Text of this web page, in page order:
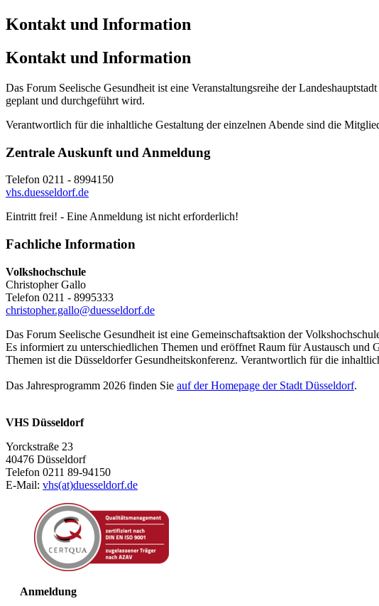
Kontakt und Information
Kontakt und Information
Das Forum Seelische Gesundheit ist eine Veranstaltungsreihe der
geplant und durchgeführt wird.
Verantwortlich für die inhaltliche Gestaltung der einzelnen Abende sind die
Zentrale Auskunft und Anmeldung
Telefon 0211 - 8994150
vhs.duesseldorf.de
Eintritt frei! - Eine Anmeldung ist nicht erforderlich!
Fachliche Information
Volkshochschule
Christopher Gallo
Telefon 0211 - 8995333
christopher.gallo@duesseldorf.de
Das Forum Seelische Gesundheit ist eine Gemeinschaftsaktion der
Es informiert zu unterschiedlichen Themen und eröffnet Raum für Austausch
Themen ist die Düsseldorfer Gesundheitskonferenz. Verantwortlich für die
Das Jahresprogramm 2026 finden Sie auf der Homepage der Stadt Düsseldorf.
VHS Düsseldorf
Yorckstraße 23
40476 Düsseldorf
Telefon 0211 89-94150
E-Mail: vhs(at)duesseldorf.de
Anmeldung